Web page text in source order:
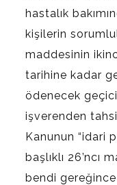
hastalık
kişilerin
maddesinin
tarihine kadar
ödenecek
işverenden
Kanunun “idari
başlıklı 26’ncı
bendi gereğince